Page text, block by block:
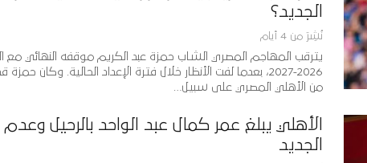
الجديد؟
نُشِرَ من 4 أيام
يترقب المهاجم المصري الشاب حمزة عبد الكريم موقفه النهائي مع
2026-2027، بعدما لفت الأنظار خلال فترة الإعداد الحالية.
من الأهلي المصري على سبيل…
الأهلي يبلغ عمر كمال عبد الواحد بالرحيل
الجديد